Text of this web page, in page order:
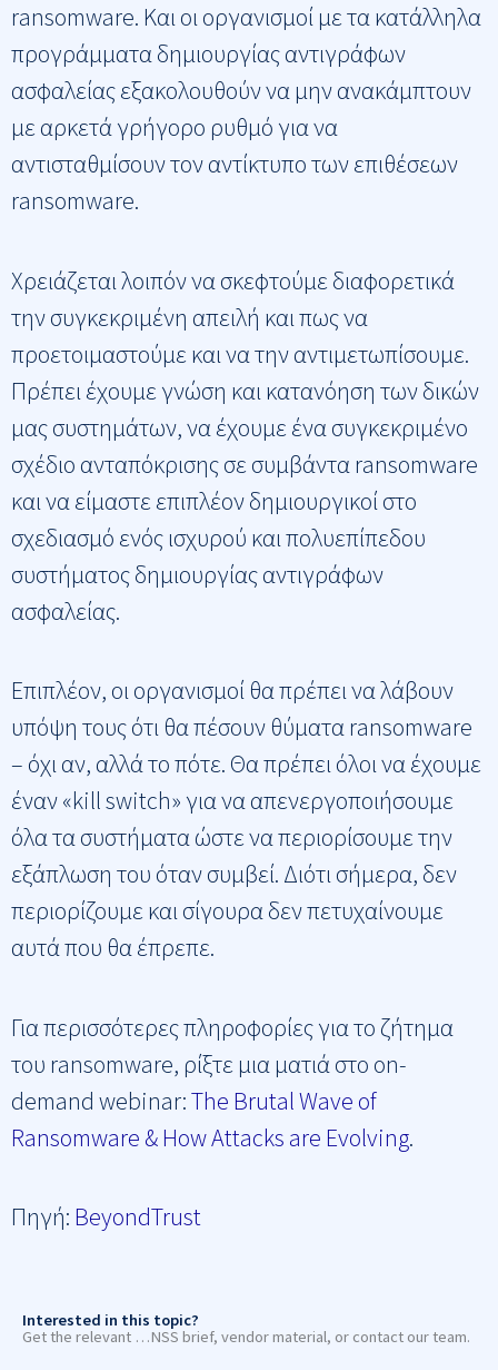
ransomware. Και οι οργανισμοί με τα κατάλληλα
προγράμματα δημιουργίας αντιγράφων
ασφαλείας εξακολουθούν να μην ανακάμπτουν
με αρκετά γρήγορο ρυθμό για να
αντισταθμίσουν τον αντίκτυπο των επιθέσεων
ransomware.
Χρειάζεται λοιπόν να σκεφτούμε διαφορετικά
την συγκεκριμένη απειλή και πως να
προετοιμαστούμε και να την αντιμετωπίσουμε.
Πρέπει έχουμε γνώση και κατανόηση των δικών
μας συστημάτων, να έχουμε ένα συγκεκριμένο
σχέδιο ανταπόκρισης σε συμβάντα ransomware
και να είμαστε επιπλέον δημιουργικοί στο
σχεδιασμό ενός ισχυρού και πολυεπίπεδου
συστήματος δημιουργίας αντιγράφων
ασφαλείας.
Επιπλέον, οι οργανισμοί θα πρέπει να λάβουν
υπόψη τους ότι θα πέσουν θύματα ransomware
– όχι αν, αλλά το πότε. Θα πρέπει όλοι να έχουμε
έναν «kill switch» για να απενεργοποιήσουμε
όλα τα συστήματα ώστε να περιορίσουμε την
εξάπλωση του όταν συμβεί. Διότι σήμερα, δεν
περιορίζουμε και σίγουρα δεν πετυχαίνουμε
αυτά που θα έπρεπε.
Για περισσότερες πληροφορίες για το ζήτημα
του ransomware, ρίξτε μια ματιά στο on-
demand webinar:The Brutal Wave of
Ransomware & How Attacks are Evolving.
Πηγή: BeyondTrust
Interested in this topic?
Get the relevant …NSS brief, vendor material, or contact our team.